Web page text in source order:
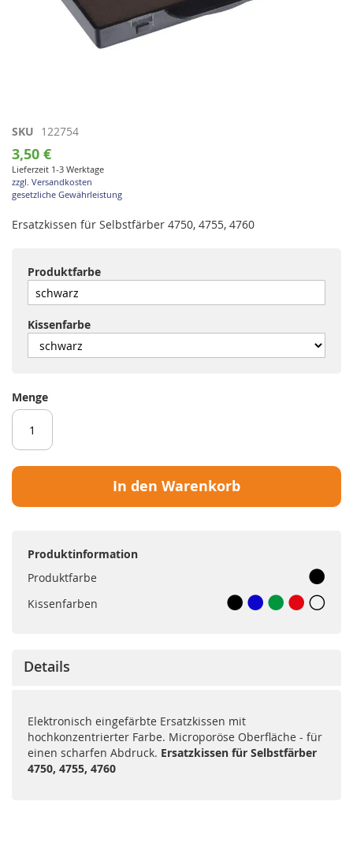
Zum
Anfang
der
Bildgalerie
springen
SKU 122754
3,50 €
Lieferzeit 1-3 Werktage
zzgl. Versandkosten
gesetzliche Gewährleistung
Ersatzkissen für Selbstfärber 4750, 4755, 4760
Produktfarbe
Kissenfarbe
Menge
In den Warenkorb
Produktinformation
Produktfarbe
Kissenfarben
Details
Elektronisch eingefärbte Ersatzkissen mit
hochkonzentrierter Farbe. Microporöse Oberfläche - für
einen scharfen Abdruck. Ersatzkissen für Selbstfärber
4750, 4755, 4760